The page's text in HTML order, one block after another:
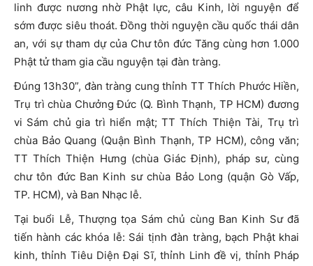
linh được nương nhờ Phật lực, câu Kinh, lời nguyện để
sớm được siêu thoát. Đồng thời nguyện cầu quốc thái dân
an, với sự tham dự của Chư tôn đức Tăng cùng hơn 1.000
Phật tử tham gia cầu nguyện tại đàn tràng.
Đúng 13h30”, đàn tràng cung thỉnh TT Thích Phước Hiền,
Trụ trì chùa Chưởng Đức (Q. Bình Thạnh, TP HCM) đương
vi Sám chủ gia trì hiển mật; TT Thích Thiện Tài, Trụ trì
chùa Bảo Quang (Quận Bình Thạnh, TP HCM), công văn;
TT Thích Thiện Hưng (chùa Giác Định), pháp sư, cùng
chư tôn đức Ban Kinh sư chùa Bảo Long (quận Gò Vấp,
TP. HCM), và Ban Nhạc lễ.
Tại buổi Lễ, Thượng tọa Sám chủ cùng Ban Kinh Sư đã
tiến hành các khóa lễ: Sái tịnh đàn tràng, bạch Phật khai
kinh, thỉnh Tiêu Diện Đại Sĩ, thỉnh Linh đề vị, thỉnh Pháp